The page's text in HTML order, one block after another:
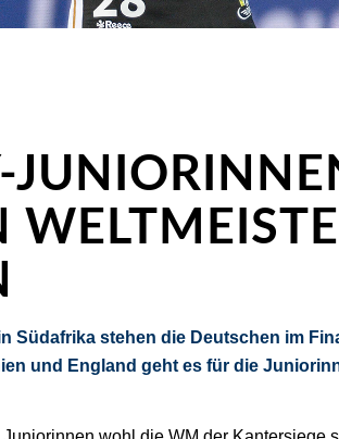
Südafrika stehen die Deutschen im
und England geht es für die